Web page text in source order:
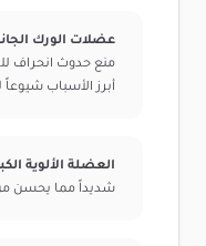
عضلات الورك
منع حدوث انحراف
أبرز الأسباب شيوعاً
العضلة الألوية
شديداً مما يحسن